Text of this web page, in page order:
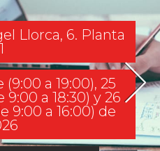
Llorca, 6. Planta
1
a 19:00), 25
a 18:30) y 26
9:00 a 16:00) de